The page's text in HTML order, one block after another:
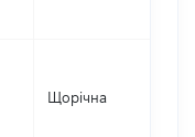
Щорічна